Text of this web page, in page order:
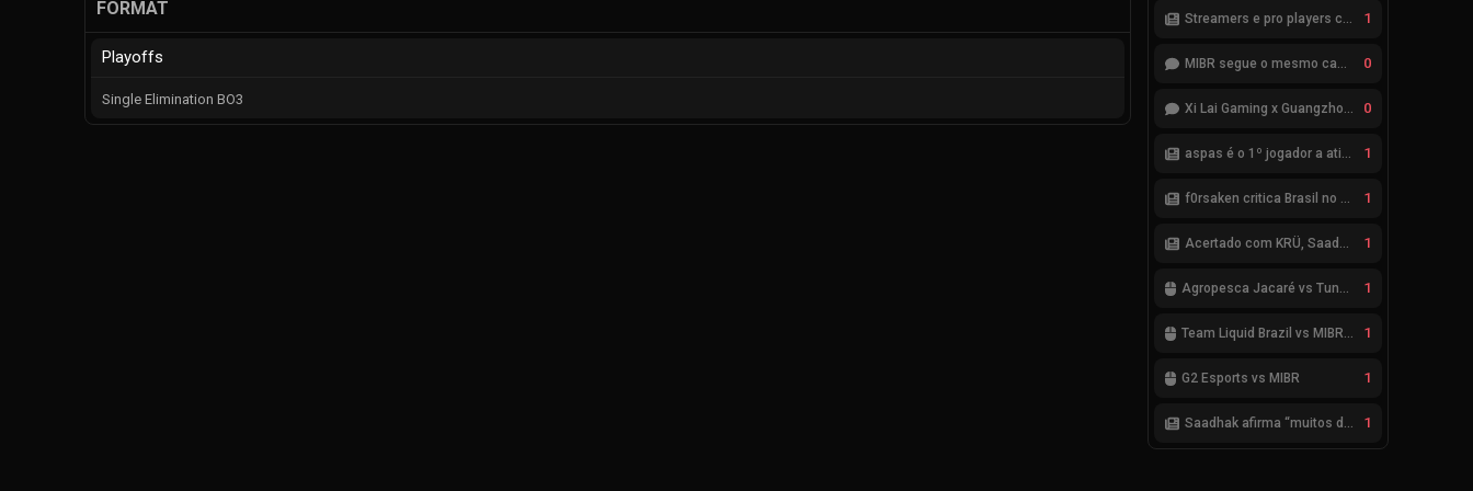
FORMAT
Playoffs
Single Elimination BO3
Streamers e pro players criticam ranqueadas de VALORANT 1
MIBR segue o mesmo caminho da RRQ no Kickoff? Bom começo, mas risco de eliminação hoje 0
Xi Lai Gaming x Guangzhou Huadu Bilibili Gaming (Bilibili Gaming) 0
aspas é o 1º jogador a atingir saldo positivo de 1 mil kills no VCT 1
f0rsaken critica Brasil no VALORANT: “Ninguém mais leva a sério” 1
Acertado com KRÜ, Saadhak se envolve em polêmica com keznit 1
Agropesca Jacaré vs Tung Tung Tung Sahur 1
Team Liquid Brazil vs MIBR GC 1
G2 Esports vs MIBR 1
Saadhak afirma “muitos desafios, dentro e fora do servidor” sobre a jornada até a classificação 1